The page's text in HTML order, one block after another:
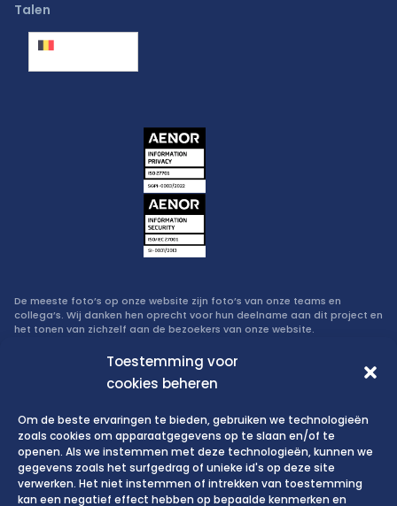
Toestemming voor
cookies beheren
Om de beste ervaringen te bieden, gebruiken we technologieën
zoals cookies om apparaatgegevens op te slaan en/of te
openen. Als we instemmen met deze technologieën, kunnen we
gegevens zoals het surfgedrag of unieke id's op deze site
verwerken. Het niet instemmen of intrekken van toestemming
kan een negatief effect hebben op bepaalde kenmerken en
Talen
De meeste foto’s op onze website zijn foto’s van onze teams en
collega’s. Wij danken hen oprecht voor hun deelname aan dit project en
het tonen van zichzelf aan de bezoekers van onze website.
Beleid inzake informatiebeveiliging en privacy
Gebruiksvoorwaarden website
Privacy policy
Cookiebeleid